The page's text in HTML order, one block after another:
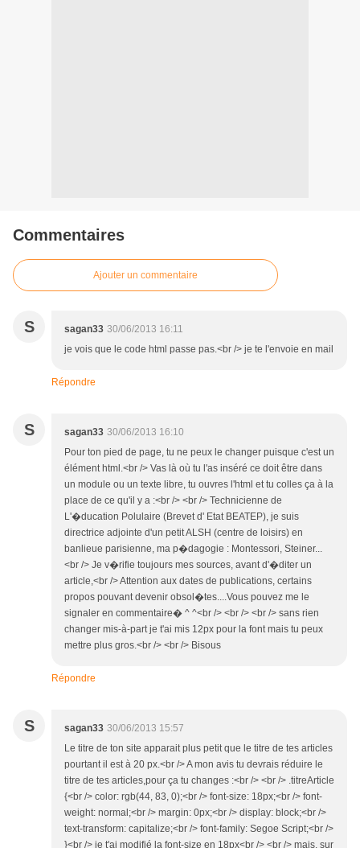
Commentaires
Ajouter un commentaire
S sagan33 30/06/2013 16:11
je vois que le code html passe pas.<br /> je te l'envoie en mail
Répondre
S sagan33 30/06/2013 16:10
Pour ton pied de page, tu ne peux le changer puisque c'est un
élément html.<br /> Vas là où tu l'as inséré ce doit être dans
un module ou un texte libre, tu ouvres l'html et tu colles ça à la
place de ce qu'il y a :<br /> <br /> Technicienne de
L'�ducation Polulaire (Brevet d' Etat BEATEP), je suis
directrice adjointe d'un petit ALSH (centre de loisirs) en
banlieue parisienne, ma p�dagogie : Montessori, Steiner...
<br /> Je v�rifie toujours mes sources, avant d'�diter un
article,<br /> Attention aux dates de publications, certains
propos pouvant devenir obsol�tes....Vous pouvez me le
signaler en commentaire� ^ ^<br /> <br /> <br /> sans rien
changer mis-à-part je t'ai mis 12px pour la font mais tu peux
mettre plus gros.<br /> <br /> Bisous
Répondre
S sagan33 30/06/2013 15:57
Le titre de ton site apparait plus petit que le titre de tes articles
pourtant il est à 20 px.<br /> A mon avis tu devrais réduire le
titre de tes articles,pour ça tu changes :<br /> <br /> .titreArticle
{<br /> color: rgb(44, 83, 0);<br /> font-size: 18px;<br /> font-
weight: normal;<br /> margin: 0px;<br /> display: block;<br />
text-transform: capitalize;<br /> font-family: Segoe Script;<br />
}<br /> je t'ai modifié la font-size en 18px<br /> <br /> mais, sur